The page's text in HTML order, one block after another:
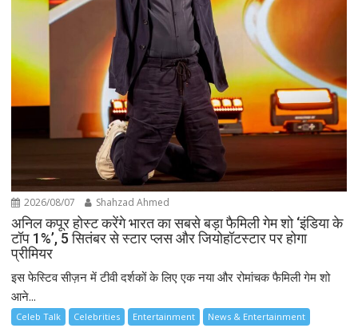
2026/08/07 Shahzad Ahmed
अनिल कपूर होस्ट करेंगे भारत का सबसे बड़ा फैमिली गेम शो ‘इंडिया के
टॉप 1%’, 5 सितंबर से स्टार प्लस और जियोहॉटस्टार पर होगा
प्रीमियर
इस फेस्टिव सीज़न में टीवी दर्शकों के लिए एक नया और रोमांचक फैमिली गेम शो
आने...
Celeb Talk Celebrities Entertainment News & Entertainment